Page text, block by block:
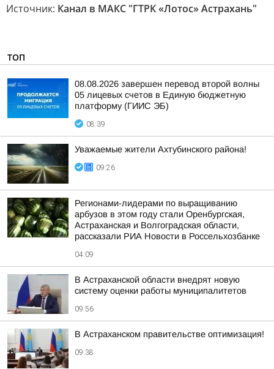
Источник: Канал в МАКС "ГТРК «Лотос» Астрахань"
ТОП
08.08.2026 завершен перевод второй волны
05 лицевых счетов в Единую бюджетную
платформу (ГИИС ЭБ)
08:39
Уважаемые жители Ахтубинского района!
09:26
Регионами-лидерами по выращиванию
арбузов в этом году стали Оренбургская,
Астраханская и Волгоградская области,
рассказали РИА Новости в Россельхозбанке
04:09
В Астраханской области внедрят новую
систему оценки работы муниципалитетов
09:56
В Астраханском правительстве оптимизация!
09:38